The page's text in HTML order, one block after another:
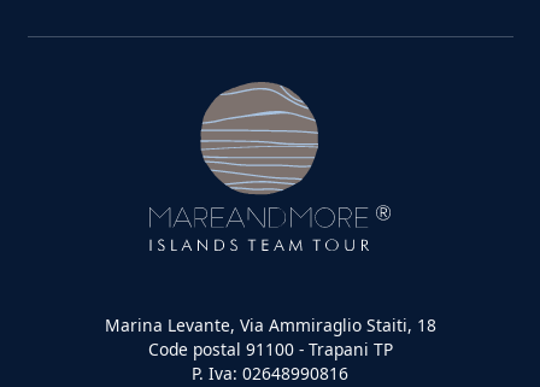
Marina Levante, Via Ammiraglio Staiti, 18
Code postal 91100 - Trapani TP
P. Iva: 02648990816